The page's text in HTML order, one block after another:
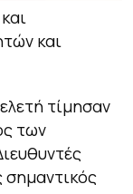
και
τίμησαν
των